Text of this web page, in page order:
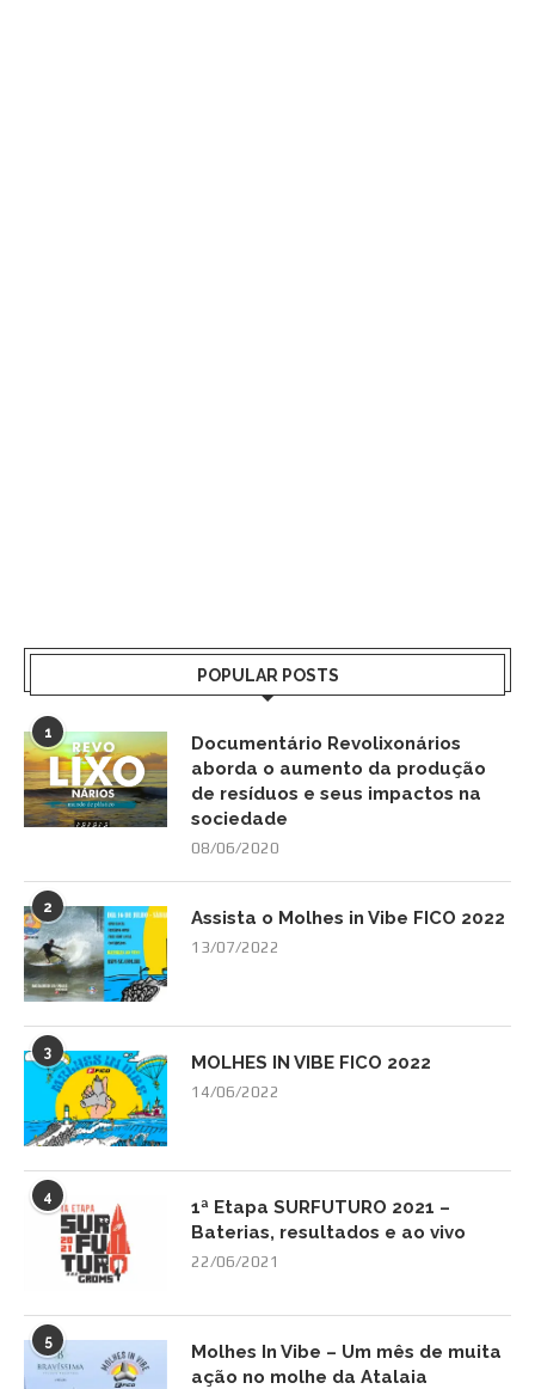
POPULAR POSTS
1
Documentário Revolixonários
aborda o aumento da produção
de resíduos e seus impactos na
sociedade
08/06/2020
2 Assista o Molhes in Vibe FICO 2022
13/07/2022
3 MOLHES IN VIBE FICO 2022
14/06/2022
4
1ª Etapa SURFUTURO 2021 –
Baterias, resultados e ao vivo
22/06/2021
5
Molhes In Vibe – Um mês de muita
ação no molhe da Atalaia